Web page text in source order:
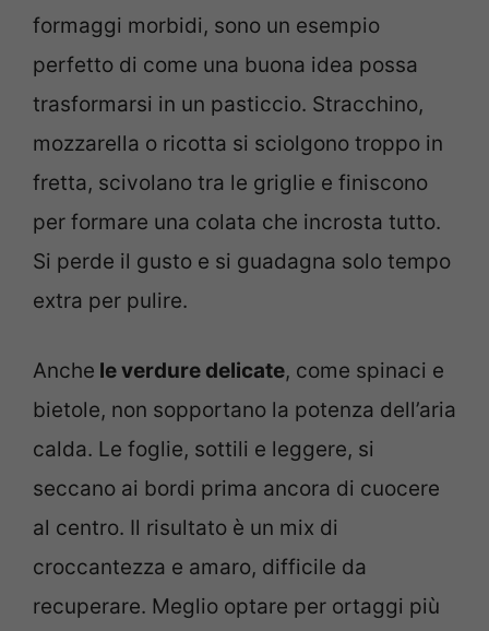
formaggi morbidi, sono un esempio
perfetto di come una buona idea possa
trasformarsi in un pasticcio. Stracchino,
mozzarella o ricotta si sciolgono troppo in
fretta, scivolano tra le griglie e finiscono
per formare una colata che incrosta tutto.
Si perde il gusto e si guadagna solo tempo
extra per pulire.
Anche le verdure delicate, come spinaci e
bietole, non sopportano la potenza dell’aria
calda. Le foglie, sottili e leggere, si
seccano ai bordi prima ancora di cuocere
al centro. Il risultato è un mix di
croccantezza e amaro, difficile da
recuperare. Meglio optare per ortaggi più